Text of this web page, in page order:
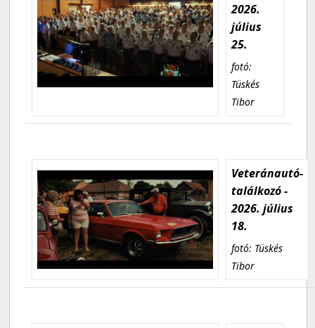
2026.
július
25.
fotó:
Tüskés
Tibor
Veteránautó-
találkozó -
2026. július
18.
fotó: Tüskés
Tibor